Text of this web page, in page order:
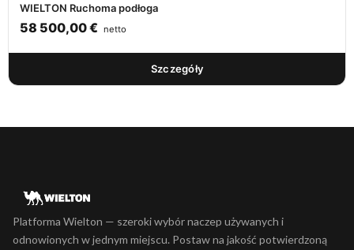
WIELTON Ruchoma podłoga
58 500,00€ netto
Szczegóły
Platforma Wielton — szeroki wybór naczep używanych i
odnowionych w jednym miejscu. Postaw na jakość potwierdzoną